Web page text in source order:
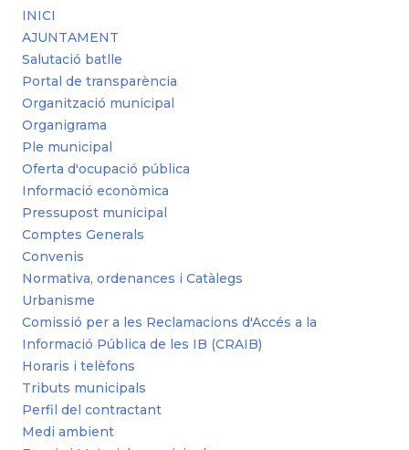
INICI
AJUNTAMENT
Salutació batlle
Portal de transparència
Organització municipal
Organigrama
Ple municipal
Oferta d'ocupació pública
Informació econòmica
Pressupost municipal
Comptes Generals
Convenis
Normativa, ordenances i Catàlegs
Urbanisme
Comissió per a les Reclamacions d'Accés a la
Informació Pública de les IB (CRAIB)
Horaris i telèfons
Tributs municipals
Perfil del contractant
Medi ambient